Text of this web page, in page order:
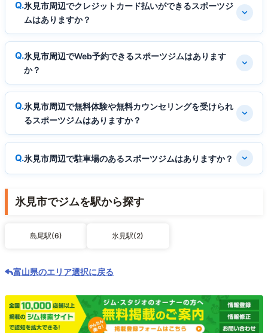
氷見市周辺でクレジットカード払いができるスポーツジ
ムはありますか？
氷見市周辺でWeb予約できるスポーツジムはあります
か？
氷見市周辺で無料体験や無料カウンセリングを受けられ
るスポーツジムはありますか？
氷見市周辺で駐車場のあるスポーツジムはありますか？
氷見市でジムを駅から探す
島尾駅(6) 氷見駅(2)
富山県のエリア選択に戻る